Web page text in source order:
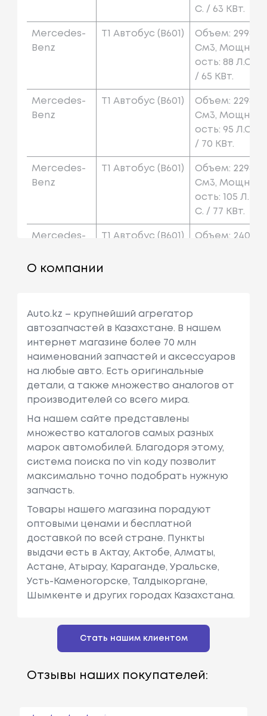
С. / 63 КВт.
Mercedes-
Benz
T1 Автобус (b601)
Объем: 2998
См3, Мощн
Ость: 88 Л.с.
/ 65 КВт.
Mercedes-
Benz
T1 Автобус (b601)
Объем: 2298
См3, Мощн
Ость: 95 Л.с.
/ 70 КВт.
Mercedes-
Benz
T1 Автобус (b601)
Объем: 2298
См3, Мощн
Ость: 105 Л.
С. / 77 КВт.
Mercedes-
T1 Автобус (b601)
Объем: 240
Benz
Ость: 79 Л.с.
/ 58 КВт.
Mercedes-
Benz
T1 Автобус (b601)
Объем: 2299
См3, Мощн
Mercedes-
Benz
T1 Автобус (b601)
Объем: 2874
См3, Мощн
Ость: 95 Л.с.
/ 70 КВт.
Mercedes-
Benz
T1 Автобус (b601)
Объем: 2376
Ость: 72 Л.с.
/ 53 КВт.
Mercedes-
Benz
T1 C Бортовой П
Латформой/ход
Овая Часть (601)
Объем: 2399
См3, Мощн
Ость: 72 Л.с.
Mercedes-
T1 Фургон (601, 61
1)
См3, Мощн
Ость: 95 Л.с.
О компании
Auto.kz – крупнейший агрегатор
автозапчастей в Казахстане. В нашем
интернет магазине более 70 млн
наименований запчастей и аксессуаров
на любые авто. Есть оригинальные
детали, а также множество аналогов от
производителей со всего мира.
На нашем сайте представлены
множество каталогов самых разных
марок автомобилей. Благодоря этому,
система поиска по vin коду позволит
максимально точно подобрать нужную
запчасть.
Товары нашего магазина порадуют
оптовыми ценами и бесплатной
доставкой по всей стране. Пункты
выдачи есть в Актау, Актобе, Алматы,
Астане, Атырау, Караганде, Уральске,
Усть-Каменогорске, Талдыкоргане,
Шымкенте и других городах Казахстана.
Стать нашим клиентом
Отзывы наших покупателей: